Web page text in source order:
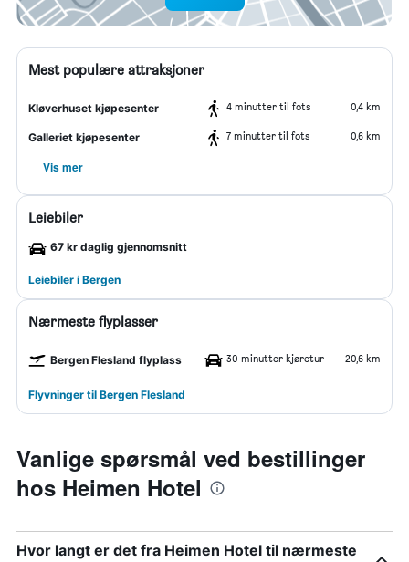
Mest populære attraksjoner
Kløverhuset kjøpesenter 4 minutter til fots 0,4 km
Galleriet kjøpesenter 7 minutter til fots 0,6 km
Vis mer
Leiebiler
67 kr daglig gjennomsnitt
Leiebiler i Bergen
Nærmeste flyplasser
Bergen Flesland flyplass 30 minutter kjøretur 20,6 km
Flyvninger til Bergen Flesland
Vanlige spørsmål ved bestillinger
hos Heimen Hotel
Hvor langt er det fra Heimen Hotel til nærmeste